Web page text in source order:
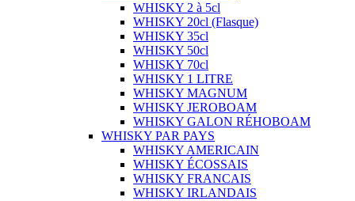
WHISKY 2 à 5cl
WHISKY 20cl (Flasque)
WHISKY 35cl
WHISKY 50cl
WHISKY 70cl
WHISKY 1 LITRE
WHISKY MAGNUM
WHISKY JEROBOAM
WHISKY GALON RÉHOBOAM
WHISKY PAR PAYS
WHISKY AMERICAIN
WHISKY ÉCOSSAIS
WHISKY FRANCAIS
WHISKY IRLANDAIS